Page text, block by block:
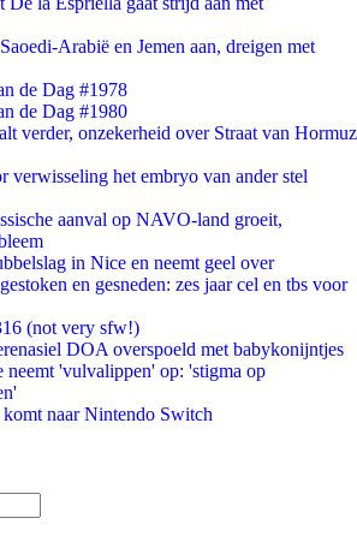
Arabië en Jemen aan, dreigen met
de Dag #1978
de Dag #1980
verder, onzekerheid over Straat van Hormuz
verwisseling het embryo van ander stel
aanval op NAVO-land groeit,
in Nice en neemt geel over
en gesneden: zes jaar cel en tbs voor
(not very sfw!)
DOA overspoeld met babykonijntjes
'vulvalippen' op: 'stigma op
komt naar Nintendo Switch